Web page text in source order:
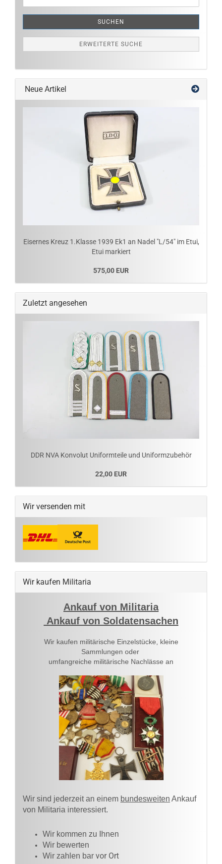
SUCHEN
ERWEITERTE SUCHE
Neue Artikel
Eisernes Kreuz 1.Klasse 1939 Ek1 an Nadel "L/54" im Etui,
Etui markiert
575,00 EUR
Zuletzt angesehen
DDR NVA Konvolut Uniformteile und Uniformzubehör
22,00 EUR
Wir versenden mit
Wir kaufen Militaria
Ankauf von Militaria
Ankauf von Soldatensachen
Wir kaufen militärische Einzelstücke, kleine
Sammlungen oder
umfangreiche militärische Nachlässe an
Wir sind jederzeit an einem bundesweiten Ankauf
von Militaria interessiert.
Wir kommen zu Ihnen​
Wir bewerten
Wir zahlen bar vor Ort